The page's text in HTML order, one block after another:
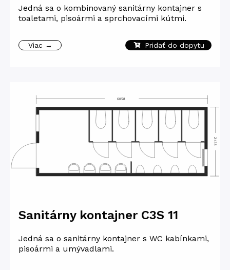
Jedná sa o kombinovaný sanitárny kontajner s
toaletami, pisoármi a sprchovacími kútmi.
Viac → Pridať do dopytu
Sanitárny kontajner C3S 11
Jedná sa o sanitárny kontajner s WC kabínkami,
pisoármi a umývadlami.